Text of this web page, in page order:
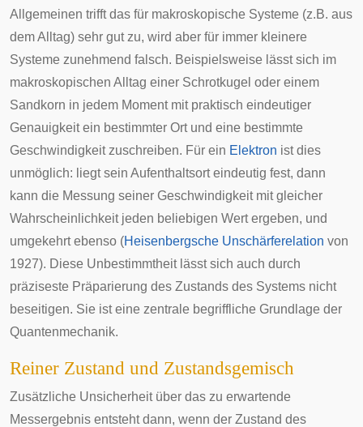
Allgemeinen trifft das für makroskopische Systeme (z.B. aus
dem Alltag) sehr gut zu, wird aber für immer kleinere
Systeme zunehmend falsch. Beispielsweise lässt sich im
makroskopischen Alltag einer Schrotkugel oder einem
Sandkorn in jedem Moment mit praktisch eindeutiger
Genauigkeit ein bestimmter Ort und eine bestimmte
Geschwindigkeit zuschreiben. Für ein Elektron ist dies
unmöglich: liegt sein Aufenthaltsort eindeutig fest, dann
kann die Messung seiner Geschwindigkeit mit gleicher
Wahrscheinlichkeit jeden beliebigen Wert ergeben, und
umgekehrt ebenso (Heisenbergsche Unschärferelation von
1927). Diese Unbestimmtheit lässt sich auch durch
präziseste Präparierung des Zustands des Systems nicht
beseitigen. Sie ist eine zentrale begriffliche Grundlage der
Quantenmechanik.
Reiner Zustand und Zustandsgemisch
Zusätzliche Unsicherheit über das zu erwartende
Messergebnis entsteht dann, wenn der Zustand des